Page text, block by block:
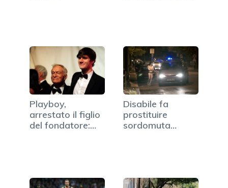
Playboy,
arrestato il figlio
del fondatore:
Disabile fa
prostituire
sordomuta